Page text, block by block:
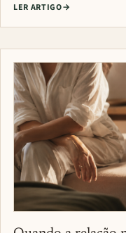
LER ARTIGO→